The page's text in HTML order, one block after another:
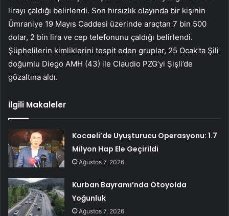
lirayı çaldığı belirlendi. Son hırsızlık olayında bir kişinin
Ümraniye 19 Mayıs Caddesi üzerinde araçtan 7 bin 500
dolar, 2 bin lira ve cep telefonunu çaldığı belirlendi.
Şüphelilerin kimliklerini tespit eden gruplar, 25 Ocak’ta Şili
doğumlu Diego AMH (43) ile Claudio PZG’yi Şişli’de
gözaltına aldı.
İlgili Makaleler
Kocaeli’de Uyuşturucu Operasyonu: 1.7
Milyon Hap Ele Geçirildi
Ağustos 7, 2026
Kurban Bayramı’nda Otoyolda
Yoğunluk
Ağustos 7, 2026